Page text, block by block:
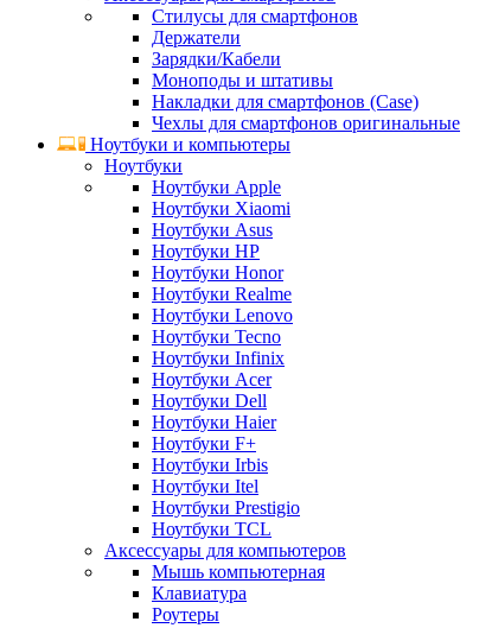
Стилусы для смартфонов
Держатели
Зарядки/Кабели
Моноподы и штативы
Накладки для смартфонов (Case)
Чехлы для смартфонов оригинальные
Ноутбуки и компьютеры
Ноутбуки
Ноутбуки Apple
Ноутбуки Xiaomi
Ноутбуки Asus
Ноутбуки HP
Ноутбуки Honor
Ноутбуки Realme
Ноутбуки Lenovo
Ноутбуки Tecno
Ноутбуки Infinix
Ноутбуки Acer
Ноутбуки Dell
Ноутбуки Haier
Ноутбуки F+
Ноутбуки Irbis
Ноутбуки Itel
Ноутбуки Prestigio
Ноутбуки TCL
Аксессуары для компьютеров
Мышь компьютерная
Клавиатура
Роутеры